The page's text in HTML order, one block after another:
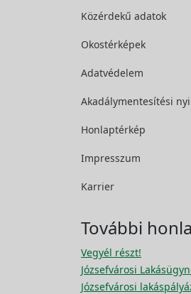
Közérdekű adatok
Okostérképek
Adatvédelem
Akadálymentesítési
Honlaptérkép
Impresszum
Karrier
További
Vegyél részt!
Józsefvárosi
Józsefvárosi